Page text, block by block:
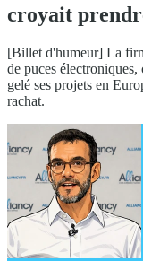
croyait
[Billet d'humeur] La
de puces
gelé ses projets en
rachat.